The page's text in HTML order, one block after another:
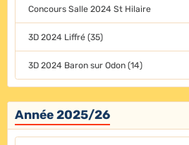
Concours Salle 2024 St Hilaire
3D 2024 Liffré (35)
3D 2024 Baron sur Odon (14)
Année 2025/26